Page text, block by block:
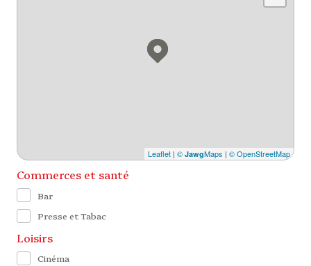
Leaflet | © JawgMaps | © OpenStreetMap
Commerces et santé
Bar
Presse et Tabac
Loisirs
Cinéma